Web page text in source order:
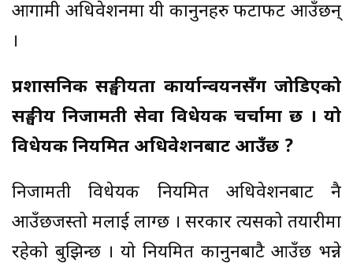
आगामी अधिवेशनमा यी कानुनहरु फटाफट आउँछन्
।
प्रशासनिक सङ्घीयता कार्यान्वयनसँग जोडिएको
सङ्घीय निजामती सेवा विधेयक चर्चामा छ । यो
विधेयक नियमित अधिवेशनबाट आउँछ ?
निजामती विधेयक नियमित अधिवेशनबाट नै
आउँछजस्तो मलाई लाग्छ । सरकार त्यसको तयारीमा
रहेको बुझिन्छ । यो नियमित कानुनबाटै आउँछ भन्ने